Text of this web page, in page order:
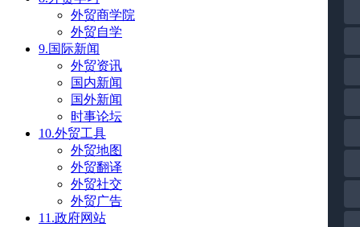
外贸商学院
外贸自学
9.国际新闻
外贸资讯
国内新闻
国外新闻
时事论坛
10.外贸工具
外贸地图
外贸翻译
外贸社交
外贸广告
11.政府网站